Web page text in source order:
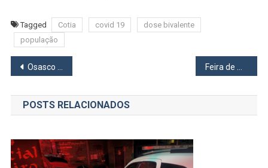
Tagged Cotia covid 19
dose bivalente
população
Navegação
de
Post
Osasco Plaza Shopping retoma suas atividades em total segurança
POSTS RELACIONADOS